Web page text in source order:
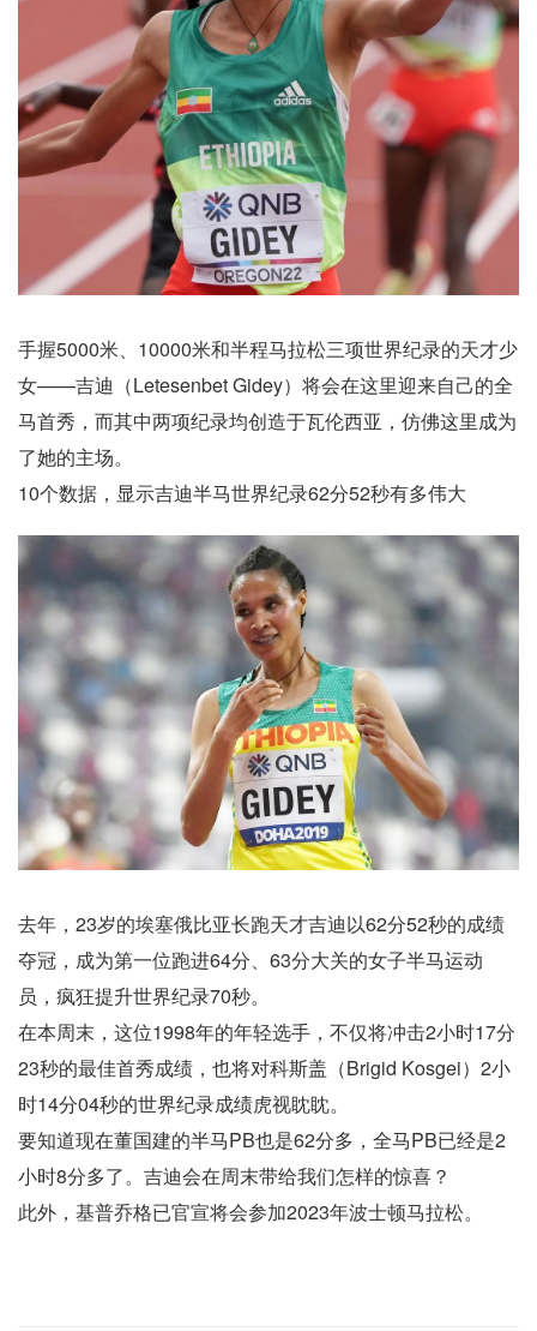
手握5000米、10000米和半程马拉松三项世界纪录的天才少
女——吉迪（Letesenbet Gidey）将会在这里迎来自己的全
马首秀，而其中两项纪录均创造于瓦伦西亚，仿佛这里成为
了她的主场。
10个数据，显示吉迪半马世界纪录62分52秒有多伟大
去年，23岁的埃塞俄比亚长跑天才吉迪以62分52秒的成绩
夺冠，成为第一位跑进64分、63分大关的女子半马运动
员，疯狂提升世界纪录70秒。
在本周末，这位1998年的年轻选手，不仅将冲击2小时17分
23秒的最佳首秀成绩，也将对科斯盖（Brigid Kosgei）2小
时14分04秒的世界纪录成绩虎视眈眈。
要知道现在董国建的半马PB也是62分多，全马PB已经是2
小时8分多了。吉迪会在周末带给我们怎样的惊喜？
此外，基普乔格已官宣将会参加2023年波士顿马拉松。